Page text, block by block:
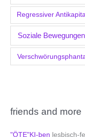
Regressiver
Soziale Bewegungen
friends and more
"ÖTE"KI-ben lesbisch-